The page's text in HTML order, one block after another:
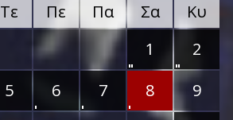
Τε Πε Πα Σα
Κυ
1
2
5 6 7 8
9